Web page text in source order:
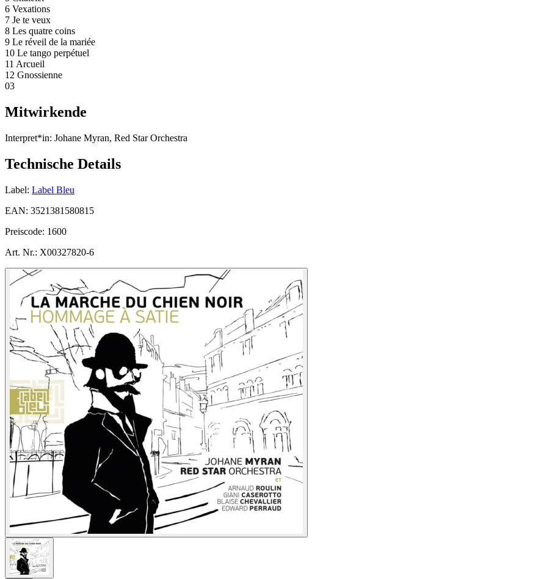
6 Vexations
7 Je te veux
8 Les quatre coins
9 Le réveil de la mariée
10 Le tango perpétuel
11 Arcueil
12 Gnossienne
03
Mitwirkende
Interpret*in: Johane Myran, Red Star Orchestra
Technische Details
Label: Label Bleu
EAN: 3521381580815
Preiscode: 1600
Art. Nr.: X00327820-6